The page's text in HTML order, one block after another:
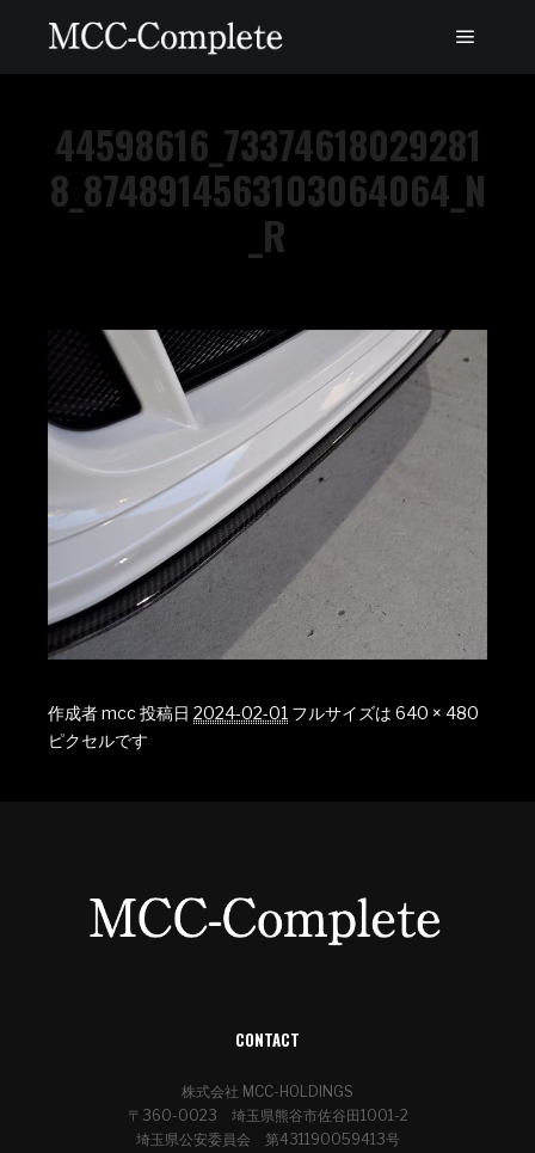
44598616_73374618029281
8_8748914563103064064_N
_R
作成者mcc投稿日 2024-02-01 フルサイズは 640 × 480
ピクセルです
CONTACT
株式会社 MCC-HOLDINGS
〒360-0023 埼玉県熊谷市佐谷田1001-2
埼玉県公安委員会 第431190059413号